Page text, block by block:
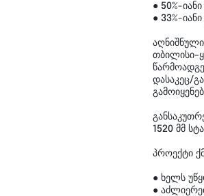
● 50%-
● 33%-
დასაკეც/
1520 მმ
პროექტი
● ხელს
●